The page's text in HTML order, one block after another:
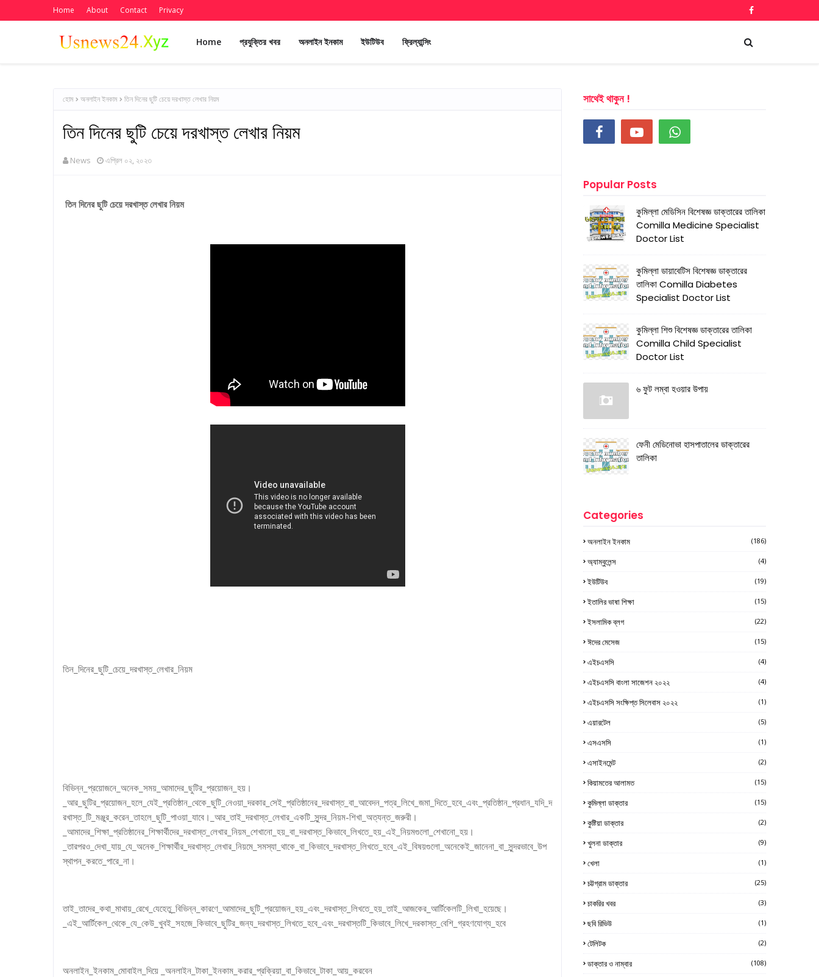
Home About Contact Privacy
Home প্রযুক্তির খবর অনলাইন ইনকাম ইউটিউব ফ্রিল্যান্সিং
হোম অনলাইন ইনকাম তিন দিনের ছুটি চেয়ে দরখাস্ত লেখার নিয়ম
তিন দিনের ছুটি চেয়ে দরখাস্ত লেখার নিয়ম
News এপ্রিল ০২, ২০২৩
তিন দিনের ছুটি চেয়ে দরখাস্ত লেখার নিয়ম
তিন_দিনের_ছুটি_চেয়ে_দরখাস্ত_লেখার_নিয়ম
বিভিন্ন_প্রয়োজনে_অনেক_সময়_আমাদের_ছুটির_প্রয়োজন_হয়।
_আর_ছুটির_প্রয়োজন_হলে_যেই_প্রতিষ্ঠান_থেকে_ছুটি_নেওয়া_দরকার_সেই_প্রতিষ্ঠানের_দরখাস্ত_বা_আবেদন_পত্র_লিখে_জমা_দিতে_হবে_এবং_প্রতিষ্ঠান_প্রধান_যদি_দ
রখাস্ত_টি_মঞ্জুর_করেন_তাহলে_ছুটি_পাওয়া_যাবে।_আর_তাই_দরখাস্ত_লেখার_একটি_সুন্দর_নিয়ম-শিখা_অত্যন্ত_জরুরী।
_আমাদের_শিক্ষা_প্রতিষ্ঠানের_শিক্ষার্থীদের_দরখাস্ত_লেখার_নিয়ম_শেখানো_হয়_বা_দরখাস্ত_কিভাবে_লিখতে_হয়_এই_নিয়মগুলো_শেখানো_হয়।
_তারপরও_দেখা_যায়_যে_অনেক_শিক্ষার্থীর_দরখাস্ত_লেখার_নিয়মে_সমস্যা_থাকে_বা_কিভাবে_দরখাস্ত_লিখতে_হবে_এই_বিষয়গুলো_অনেকেই_জানেনা_বা_সুন্দরভাবে_উপ
স্থাপন_করতে_পারে_না।
তাই_তাদের_কথা_মাথায়_রেখে_যেহেতু_বিভিন্ন_কারণে_আমাদের_ছুটি_প্রয়োজন_হয়_এবং_দরখাস্ত_লিখতে_হয়_তাই_আজকের_আর্টিকেলটি_লিখা_হয়েছে।
_এই_আর্টিকেল_থেকে_যে_কেউ_খুবই_সহজে_কিভাবে_ছুটির_জন্য_দরখাস্ত_লিখতে_হবে_এবং_দরখাস্তটি_কিভাবে_লিখে_দরকাস্ত_বেশি_গ্রহণযোগ্য_হবে
অনলাইন_ইনকাম_মোবাইল_দিয়ে _অনলাইন_টাকা_ইনকাম_করার_প্রক্রিয়া_বা_কিভাবে_টাকা_আয়_করবেন
সাথেই থাকুন !
Popular Posts
কুমিল্লা মেডিসিন বিশেষজ্ঞ ডাক্তারের তালিকা
Comilla Medicine Specialist
Doctor List
কুমিল্লা ডায়াবেটিস বিশেষজ্ঞ ডাক্তারের
তালিকা Comilla Diabetes
Specialist Doctor List
কুমিল্লা শিশু বিশেষজ্ঞ ডাক্তারের তালিকা
Comilla Child Specialist
Doctor List
৬ ফুট লম্বা হওয়ার উপায়
ফেনী মেডিনোভা হাসপাতালের ডাক্তারের
তালিকা
Categories
অনলাইন ইনকাম (186)
অ্যাম্বুলেন্স (4)
ইউটিউব (19)
ইতালির ভাষা শিক্ষা (15)
ইসলামিক ব্লগ (22)
ঈদের মেসেজ (15)
এইচএসসি (4)
এইচএসসি বাংলা সাজেশন ২০২২ (4)
এইচএসসি সংক্ষিপ্ত সিলেবাস ২০২২ (1)
এয়ারটেল (5)
এসএসসি (1)
এসাইনমেন্ট (2)
কিয়ামতের আলামত (15)
কুমিল্লা ডাক্তার (15)
কুষ্টিয়া ডাক্তার (2)
খুলনা ডাক্তার (9)
খেলা (1)
চট্টগ্রাম ডাক্তার (25)
চাকরির খবর (3)
ছবি রিভিউ (1)
টেলিটক (2)
ডাক্তার ও নাম্বার (108)